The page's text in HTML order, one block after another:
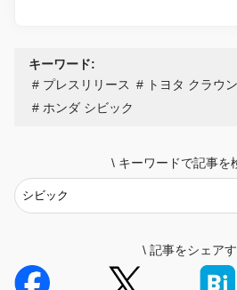
キーワード:
プレスリリース
トヨタ クラウ
ホンダ シビック
\ キーワードで記事を
\ 記事をシェア